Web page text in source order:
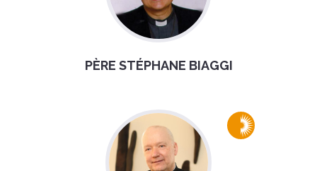
PÈRE STÉPHANE BIAGGI